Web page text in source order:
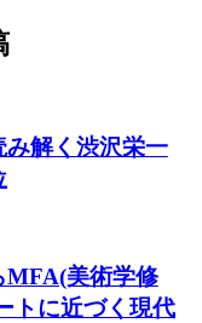
み解く渋沢栄一
MFA(美術学修
トに近づく現代